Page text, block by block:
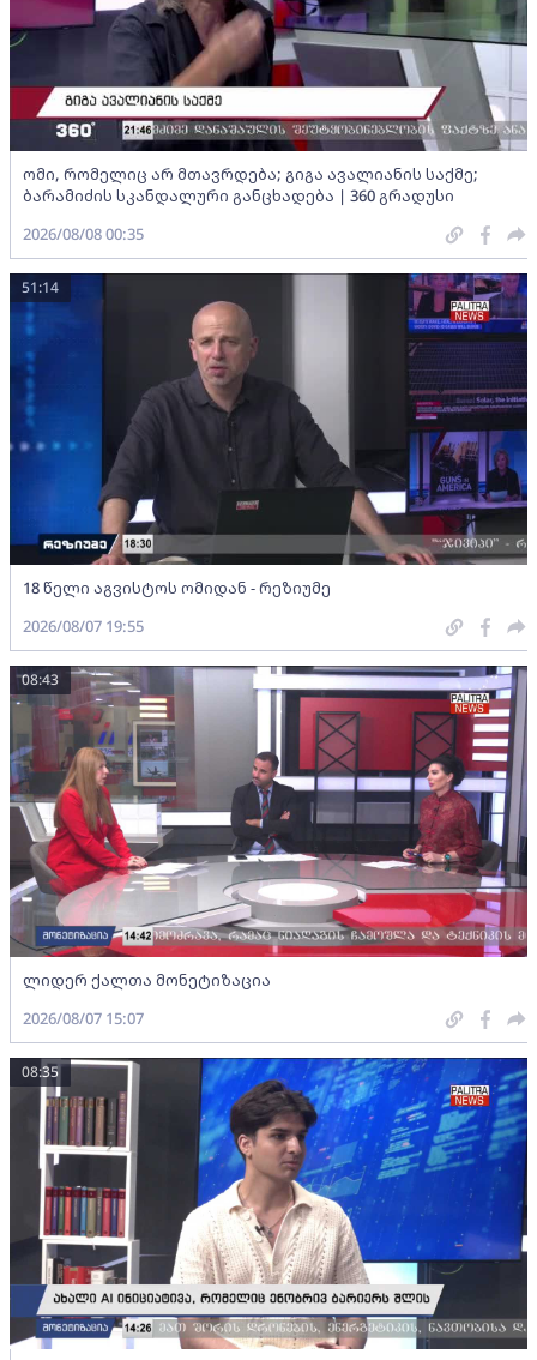
ომი, რომელიც არ მთავრდება; გიგა ავალიანის საქმე;
ბარამიძის სკანდალური განცხადება | 360 გრადუსი
2026/08/08 00:35
18 წელი აგვისტოს ომიდან - რეზიუმე
51:14
2026/08/07 19:55
ლიდერ ქალთა მონეტიზაცია
08:43
2026/08/07 15:07
08:35